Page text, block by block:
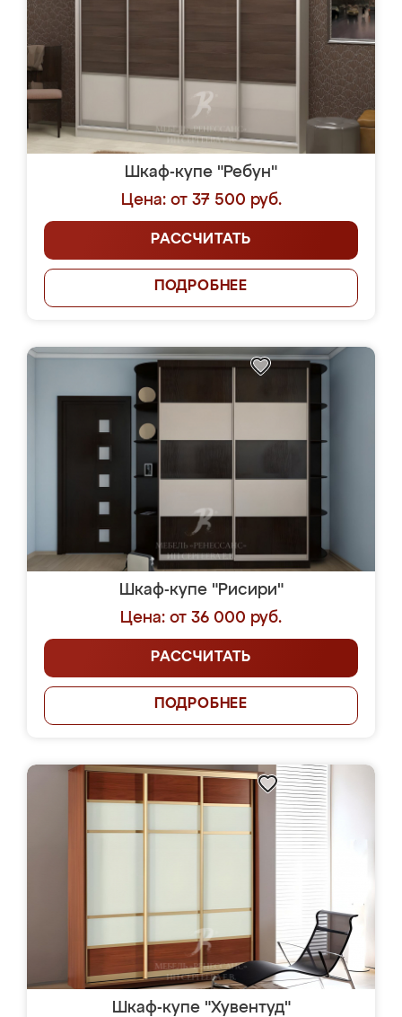
Шкаф-купе "Ребун"
Цена: от 37 500 руб.
РАССЧИТАТЬ
ПОДРОБНЕЕ
Шкаф-купе "Рисири"
Цена: от 36 000 руб.
РАССЧИТАТЬ
ПОДРОБНЕЕ
Шкаф-купе "Хувентуд"